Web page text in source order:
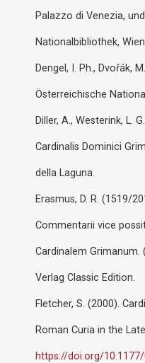
Palazzo di Venezia,
Nationalbibliothek,
Dengel, I. Ph., Dvořák,
Österreichische
Diller, A., Westerink, L.
Cardinalis Dominici
della Laguna.
Erasmus, D. R. (1519/
Commentarii vice
Cardinalem Grimanum.
Verlag Classic Edition.
Fletcher, S. (2000).
Roman Curia in the
https://doi.org/